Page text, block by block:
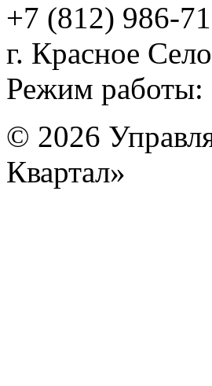
+7 (812) 986-
г. Красное
Режим работы:
© 2026
Квартал»